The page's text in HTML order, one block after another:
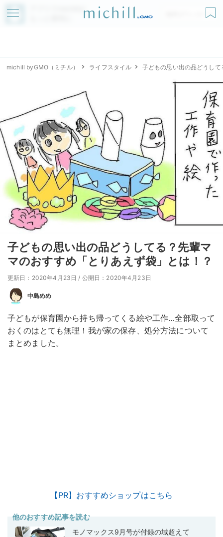
アプリでmichillが
無料ダウンロード
michill byGMO（ミチル） ライフスタイル 子どもの思い出の品どうし
子どもの思い出の品どうしてる？先輩マ
マのおすすめ「とりあえず袋」とは！？
更新日：2020年4月23日 / 公開日：2020年4月23日
中島めめ
子どもが保育園から持ち帰ってくる絵や工作…全部取って
おくのはとても無理！我が家の保存、処分方法について
まとめました。
【PR】おすすめショップはこちら
他のおすすめ記事を読む
モノマックス9月号が付録の域超えて